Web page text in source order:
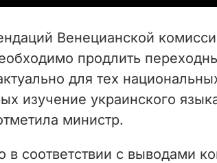
i
d
e
o
Венецианской
продлить
для тех
изучение украинского
министр.
в соответствии с выводами